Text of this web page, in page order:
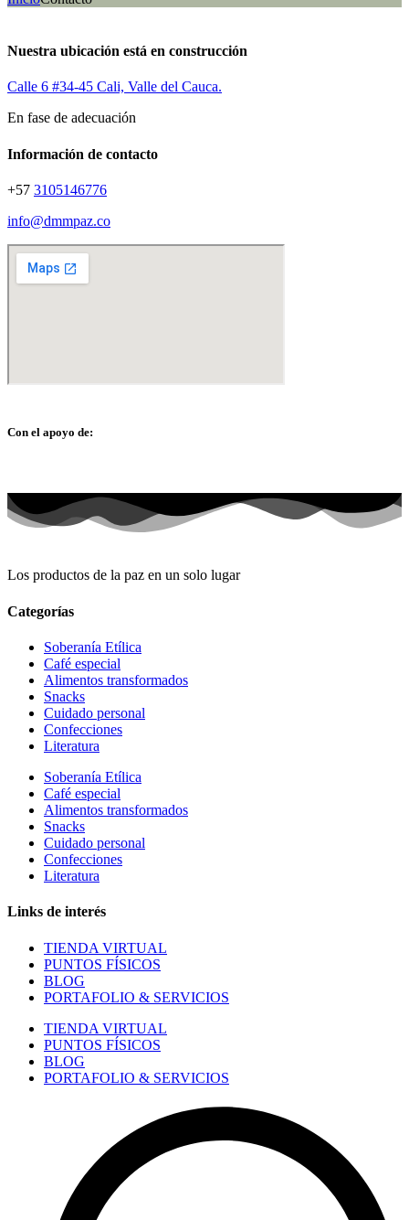
Nuestra ubicación está en construcción
Calle 6 #34-45 Cali, Valle del Cauca.
En fase de adecuación
Información de contacto
+57 3105146776
info@dmmpaz.co
Con el apoyo de:
Los productos de la paz en un solo lugar
Categorías
Soberanía Etílica
Café especial
Alimentos transformados
Snacks
Cuidado personal
Confecciones
Literatura
Soberanía Etílica
Café especial
Alimentos transformados
Snacks
Cuidado personal
Confecciones
Literatura
Links de interés
TIENDA VIRTUAL
PUNTOS FÍSICOS
BLOG
PORTAFOLIO & SERVICIOS
TIENDA VIRTUAL
PUNTOS FÍSICOS
BLOG
PORTAFOLIO & SERVICIOS